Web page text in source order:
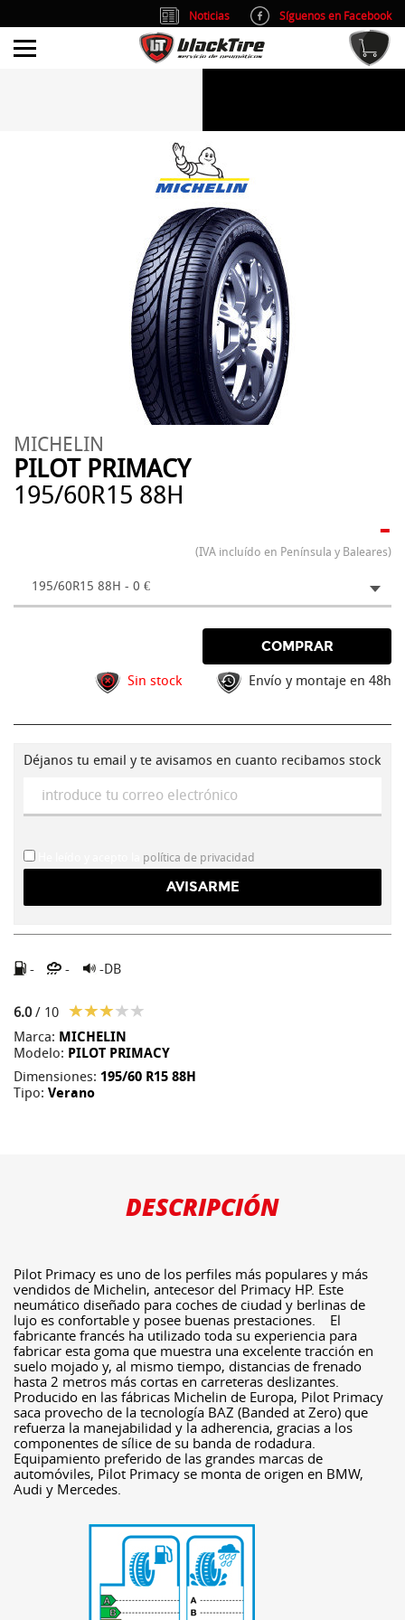
MICHELIN
PILOT PRIMACY
195/60R15 88H
-
(IVA incluído en Península y Baleares)
195/60R15 88H - 0 €
COMPRAR
Sin stock Envío y montaje en 48h
Déjanos tu email y te avisamos en cuanto recibamos stock
política de privacidad
- - -DB
6.0/ 10
Marca: MICHELIN
Modelo: PILOT PRIMACY
Dimensiones: 195/60 R15 88H
Tipo: Verano
DESCRIPCIÓN
Pilot Primacy es uno de los perfiles más populares y más
vendidos de Michelin, antecesor del Primacy HP. Este
neumático diseñado para coches de ciudad y berlinas de
lujo es confortable y posee buenas prestaciones. El
fabricante francés ha utilizado toda su experiencia para
fabricar esta goma que muestra una excelente tracción en
suelo mojado y, al mismo tiempo, distancias de frenado
hasta 2 metros más cortas en carreteras deslizantes.
Producido en las fábricas Michelin de Europa, Pilot Primacy
saca provecho de la tecnología BAZ (Banded at Zero) que
refuerza la manejabilidad y la adherencia, gracias a los
componentes de sílice de su banda de rodadura.
Equipamiento preferido de las grandes marcas de
automóviles, Pilot Primacy se monta de origen en BMW,
Audi y Mercedes.
Noticias
Síguenos en Facebook
info@blacktire.es
Atención al cliente: L/V 9:00-14:00 y 15:00-19:00